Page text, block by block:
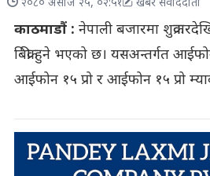
२०८० असोज २५, ०२:५१ खबर संवाददाता
काठमाडौं : नेपाली बजारमा
बिक्री हुने भएको छ। यसअन्तर्गत
आईफोन १५ प्रो र आईफोन १५ प्रो